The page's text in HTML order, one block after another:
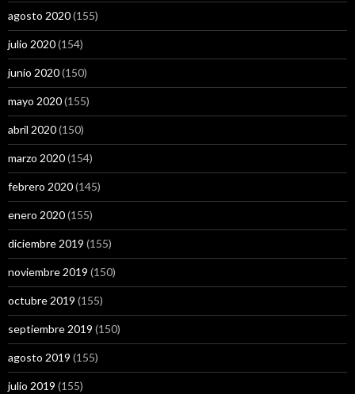
agosto 2020(155)
julio 2020(154)
junio 2020(150)
mayo 2020(155)
abril 2020(150)
marzo 2020(154)
febrero 2020(145)
enero 2020(155)
diciembre 2019 (155)
noviembre 2019 (150)
octubre 2019 (155)
septiembre 2019 (150)
agosto 2019 (155)
julio 2019 (155)